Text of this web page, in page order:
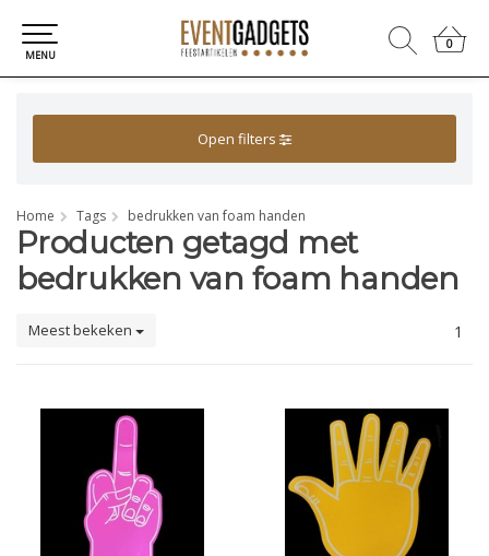
0
0
MENU
Open filters
Home Tags bedrukken van foam handen
Producten getagd met
bedrukken van foam handen
Meest bekeken 1